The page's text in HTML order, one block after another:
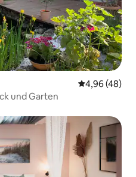
4,96 (48)
und Garten